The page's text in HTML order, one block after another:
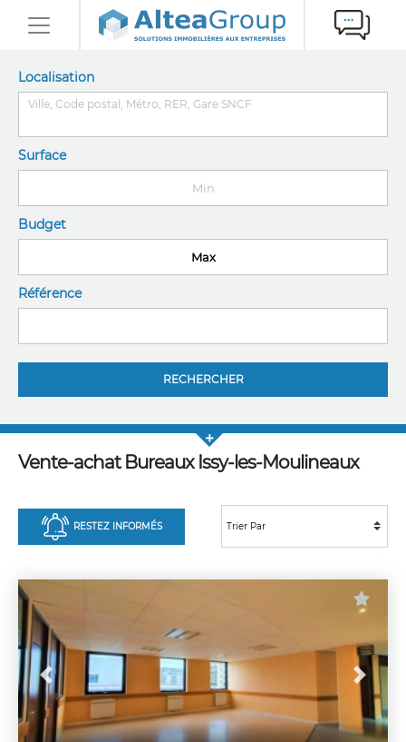
Localisation
Surface
Budget
Référence
Vente-achat Bureaux Issy-les-Moulineaux
RESTEZ INFORMÉS
Previous Next